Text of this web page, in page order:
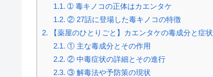
1.1. ➀ 毒キノコの正体はカエンタケ
1.2. ② 27話に登場した毒キノコの特徴
2. 【薬屋のひとりごと】カエンタケの毒成分と症状
2.1. ① 主な毒成分とその作用
2.2. ② 中毒症状の詳細とその進行
2.3. ③ 解毒法や予防策の現状